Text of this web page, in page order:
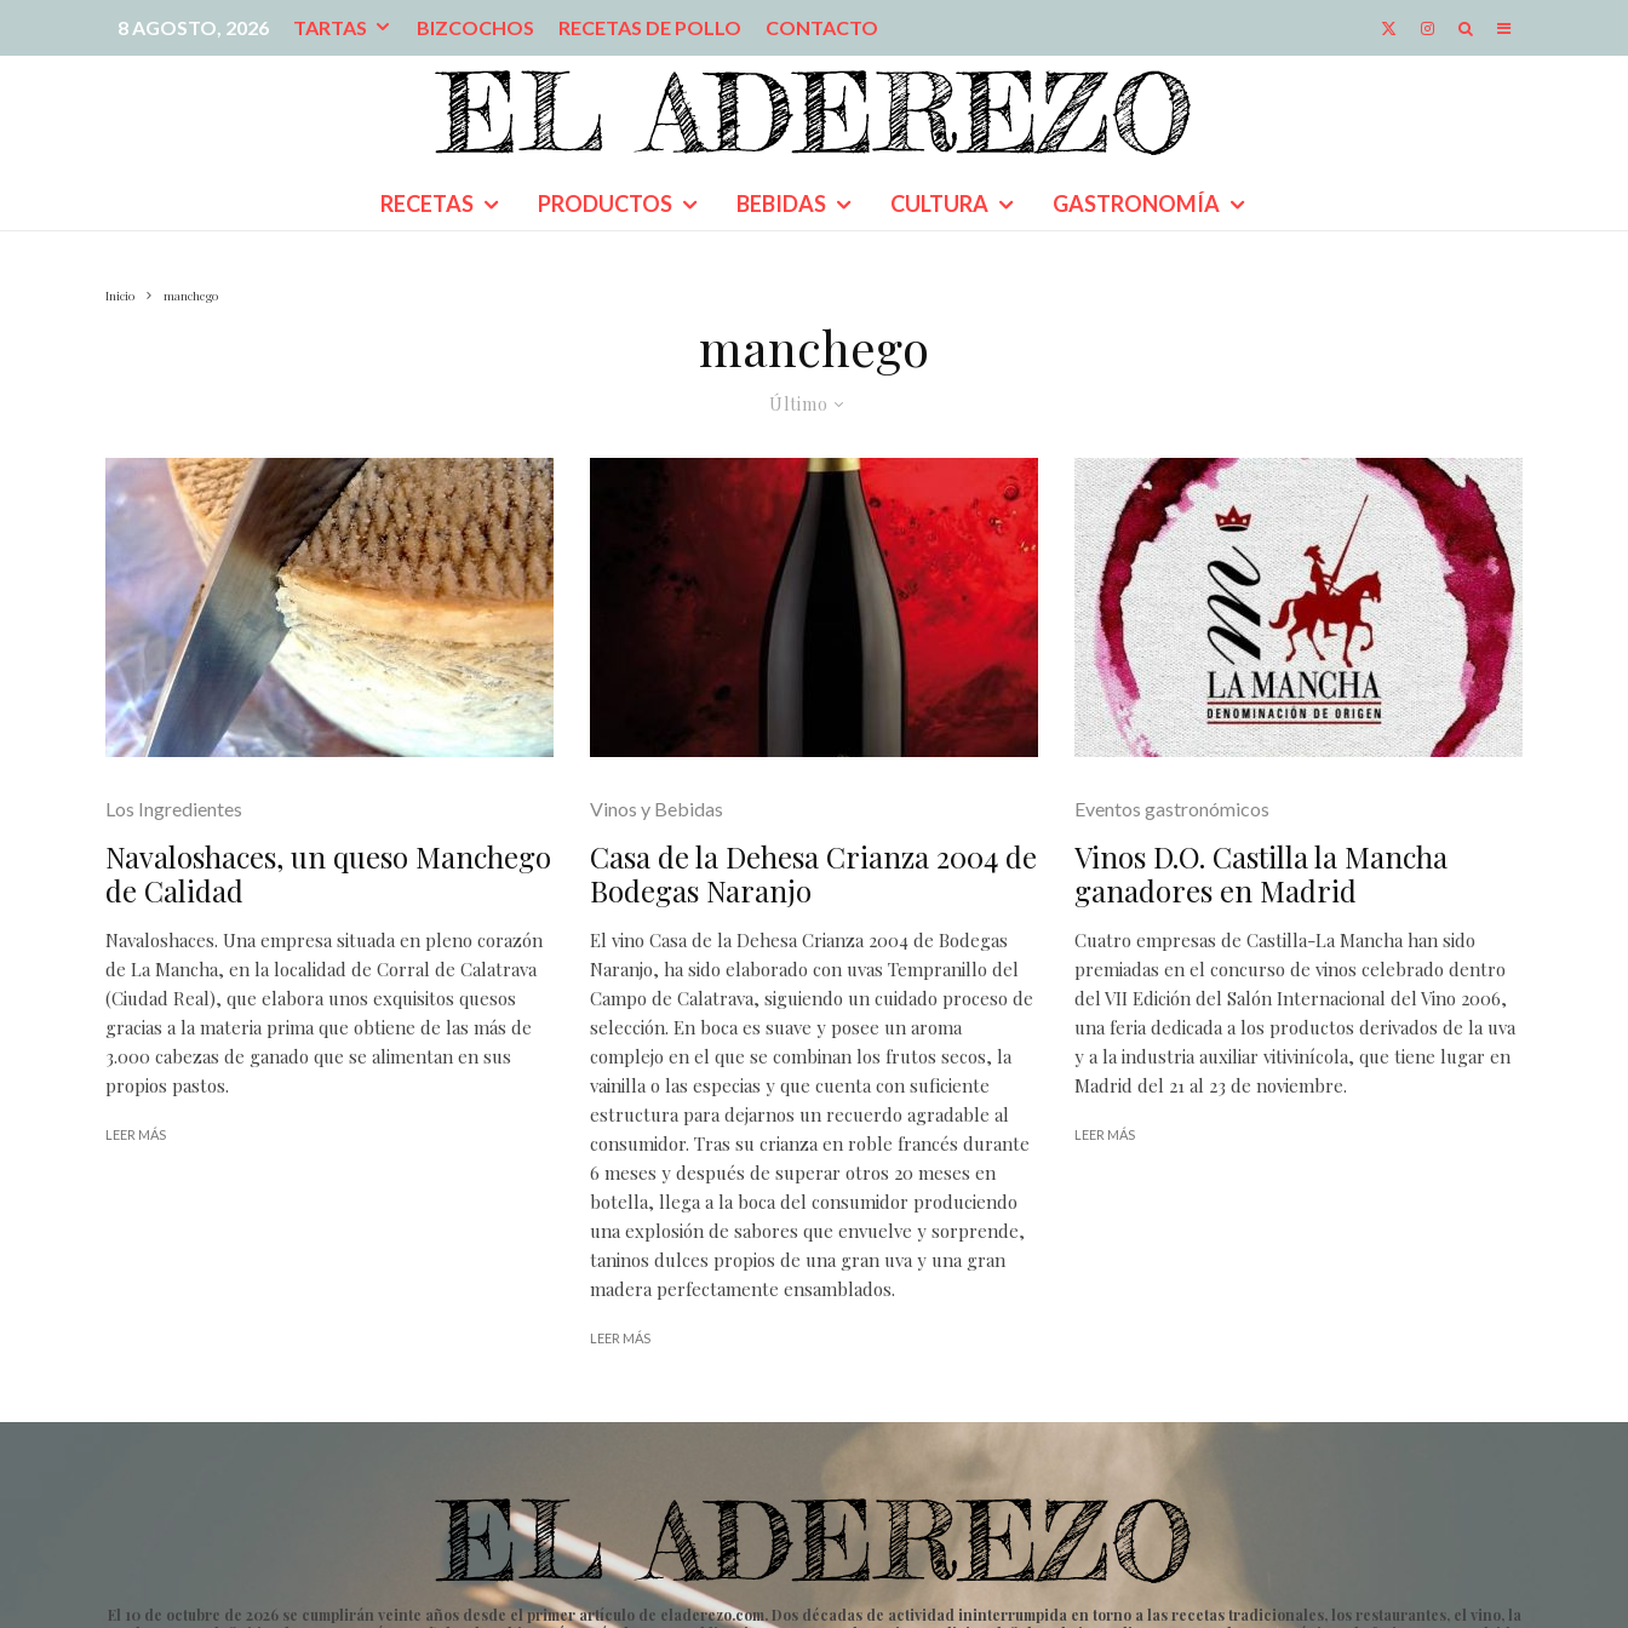
8 AGOSTO, 2026 TARTAS BIZCOCHOS RECETAS DE POLLO CONTACTO
RECETAS PRODUCTOS BEBIDAS CULTURA GASTRONOMÍA
Inicio manchego
manchego
Último
Los Ingredientes
Navaloshaces, un queso Manchego
de Calidad
Navaloshaces. Una empresa situada en pleno corazón
de La Mancha, en la localidad de Corral de Calatrava
(Ciudad Real), que elabora unos exquisitos quesos
gracias a la materia prima que obtiene de las más de
3.000 cabezas de ganado que se alimentan en sus
propios pastos.
LEER MÁS
Vinos y Bebidas
Casa de la Dehesa Crianza 2004 de
Bodegas Naranjo
El vino Casa de la Dehesa Crianza 2004 de Bodegas
Naranjo, ha sido elaborado con uvas Tempranillo del
Campo de Calatrava, siguiendo un cuidado proceso de
selección. En boca es suave y posee un aroma
complejo en el que se combinan los frutos secos, la
vainilla o las especias y que cuenta con suficiente
estructura para dejarnos un recuerdo agradable al
consumidor. Tras su crianza en roble francés durante
6 meses y después de superar otros 20 meses en
botella, llega a la boca del consumidor produciendo
una explosión de sabores que envuelve y sorprende,
taninos dulces propios de una gran uva y una gran
madera perfectamente ensamblados.
LEER MÁS
Eventos gastronómicos
Vinos D.O. Castilla la Mancha
ganadores en Madrid
Cuatro empresas de Castilla-La Mancha han sido
premiadas en el concurso de vinos celebrado dentro
del VII Edición del Salón Internacional del Vino 2006,
una feria dedicada a los productos derivados de la uva
y a la industria auxiliar vitivinícola, que tiene lugar en
Madrid del 21 al 23 de noviembre.
LEER MÁS
El 10 de octubre de 2026 se cumplirán veinte años desde el primer artículo de eladerezo.com. Dos décadas de actividad ininterrumpida en torno a las recetas tradicionales, los restaurantes, el vino, la